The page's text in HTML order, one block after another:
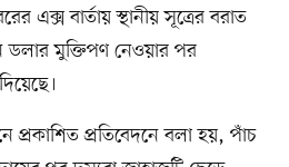
এক্স বার্তায় স্থানীয় সূত্রের বরাত
ডলার মুক্তিপণ নেওয়ার পর
প্রকাশিত প্রতিবেদনে বলা হয়, পাঁচ